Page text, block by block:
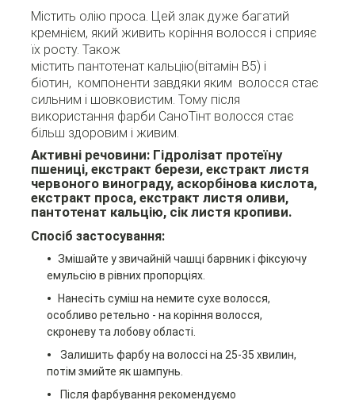
Містить олію проса. Цей злак дуже багатий
кремнієм, який живить коріння волосся і сприяє
їх росту. Також
містить пантотенат кальцію(вітамін В5) і
біотин, компоненти завдяки яким волосся стає
сильним і шовковистим. Тому після
використання фарби СаноТінт волосся стає
більш здоровим і живим.
Активні речовини: Гідролізат протеїну
пшениці, екстракт берези, екстракт листя
червоного винограду, аскорбінова кислота,
екстракт проса, екстракт листя оливи,
пантотенат кальцію, сік листя кропиви.
Спосіб застосування:
Змішайте у звичайній чашці барвник і фіксуючу
емульсію в рівних пропорціях.
Нанесіть суміш на немите сухе волосся,
особливо ретельно - на коріння волосся,
скроневу та лобову області.
Залишить фарбу на волоссі на 25-35 хвилин,
потім змийте як шампунь.
Після фарбування рекомендуємо